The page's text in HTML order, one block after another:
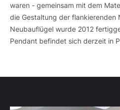
waren - gemeinsam mit dem
die Gestaltung der flankierenden
Neubauflügel wurde 2012
Pendant befindet sich derzeit in